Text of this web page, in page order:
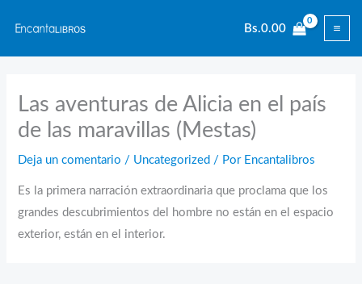
contenido
Bs.0.00
Las aventuras de Alicia en el país
de las maravillas (Mestas)
Deja un comentario / Uncategorized / Por Encantalibros
Es la primera narración extraordinaria que proclama que los
grandes descubrimientos del hombre no están en el espacio
exterior, están en el interior.